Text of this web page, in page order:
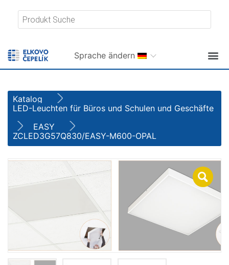
Sprache ändern
Katalog
LED-Leuchten für Büros und Schulen und Geschäfte
EASY
ZCLED3G57Q830/EASY-M600-OPAL